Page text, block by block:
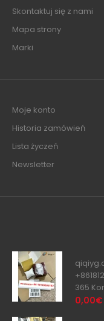
Skontaktuj się z nami
Mapa strony
Marki
Moje konto
Historia zamówień
Lista życzeń
Newsletter
365
0,00€